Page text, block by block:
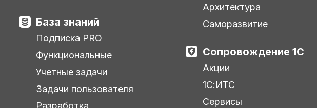
База знаний
Подписка PRO
Функциональные
Учетные задачи
Задачи пользователя
Разработка
Архитектура
Саморазвитие
Сопровождение 1С
Акции
1С:ИТС
Сервисы